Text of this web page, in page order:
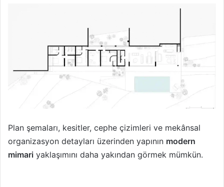
Plan şemaları, kesitler, cephe çizimleri ve mekânsal
organizasyon detayları üzerinden yapının modern
mimari yaklaşımını daha yakından görmek mümkün.